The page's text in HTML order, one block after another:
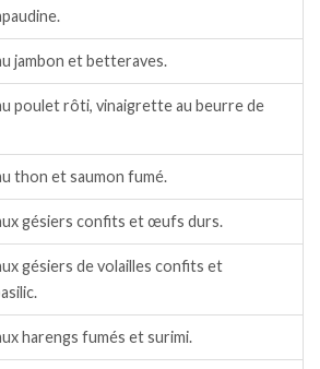
jambon et betteraves.
poulet rôti, vinaigrette au beurre de
thon et saumon fumé.
gésiers confits et œufs durs.
gésiers de volailles confits et
harengs fumés et surimi.